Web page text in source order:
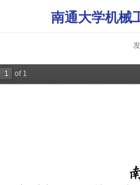
南通大学机械